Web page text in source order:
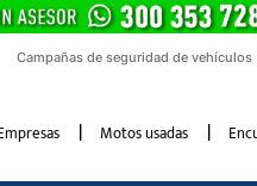
Campañas de seguridad de vehículos
Motos usadas